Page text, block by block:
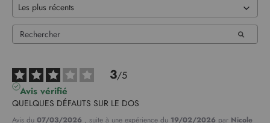
3/5
Avis vérifié
QUELQUES DÉFAUTS SUR LE DOS
Avis du 07/03/2026 , suite à une expérience du 19/02/2026 par Nicole